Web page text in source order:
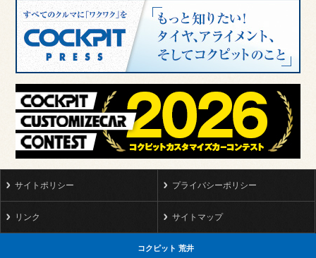
サイトポリシー プライバシーポリシー
リンク サイトマップ
コクピット 荒井